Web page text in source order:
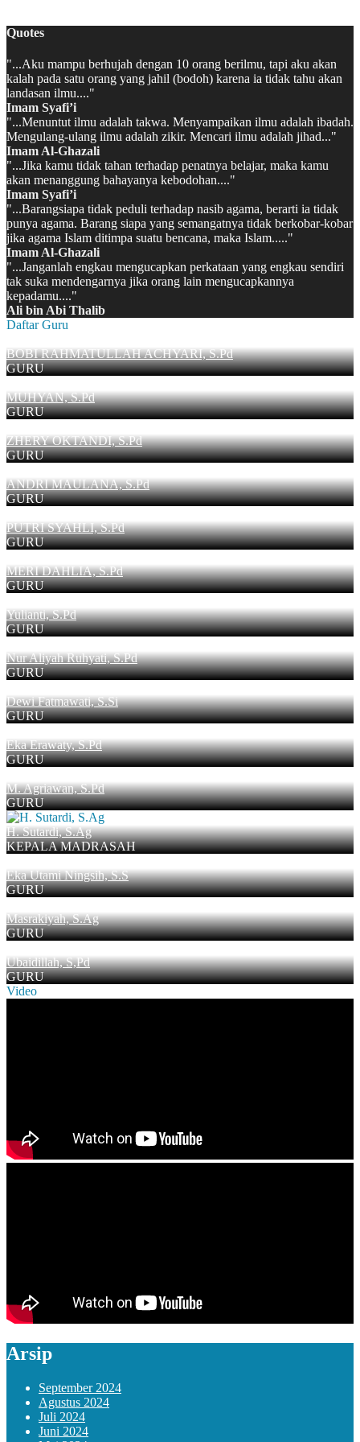
Quotes
"...Aku mampu berhujah dengan 10 orang berilmu, tapi aku akan
kalah pada satu orang yang jahil (bodoh) karena ia tidak tahu akan
landasan ilmu...."
Imam Syafi’i
"...Menuntut ilmu adalah takwa. Menyampaikan ilmu adalah ibadah.
Mengulang-ulang ilmu adalah zikir. Mencari ilmu adalah jihad..."
Imam Al-Ghazali
"...Jika kamu tidak tahan terhadap penatnya belajar, maka kamu
akan menanggung bahayanya kebodohan...."
Imam Syafi’i
"...Barangsiapa tidak peduli terhadap nasib agama, berarti ia tidak
punya agama. Barang siapa yang semangatnya tidak berkobar-kobar
jika agama Islam ditimpa suatu bencana, maka Islam....."
Imam Al-Ghazali
"...Janganlah engkau mengucapkan perkataan yang engkau sendiri
tak suka mendengarnya jika orang lain mengucapkannya
kepadamu...."
Ali bin Abi Thalib
Daftar Guru
BOBI RAHMATULLAH ACHYARI, S.Pd
GURU
MUHYAN, S.Pd
GURU
ZHERY OKTANDI, S.Pd
GURU
ANDRI MAULANA, S.Pd
GURU
PUTRI SYAHLI, S.Pd
GURU
MERI DAHLIA, S.Pd
GURU
Yulianti, S.Pd
GURU
Nur Aliyah Ruhyati, S.Pd
GURU
Dewi Fatmawati, S.Si
GURU
Eka Erawaty, S.Pd
GURU
M. Agriawan, S.Pd
GURU
H. Sutardi, S.Ag
KEPALA MADRASAH
Eka Utami Ningsih, S.S
GURU
Masrakiyah, S.Ag
GURU
Ubaidillah, S,Pd
GURU
Video
Arsip
September 2024
Agustus 2024
Juli 2024
Juni 2024